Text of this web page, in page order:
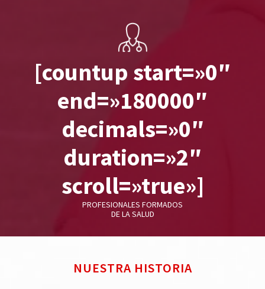
[countup start=»0″
end=»180000″
decimals=»0″
duration=»2″
scroll=»true»]
PROFESIONALES FORMADOS
DE LA SALUD
NUESTRA HISTORIA